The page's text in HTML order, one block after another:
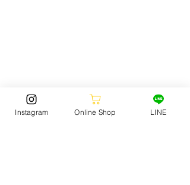
Instagram Online Shop LINE